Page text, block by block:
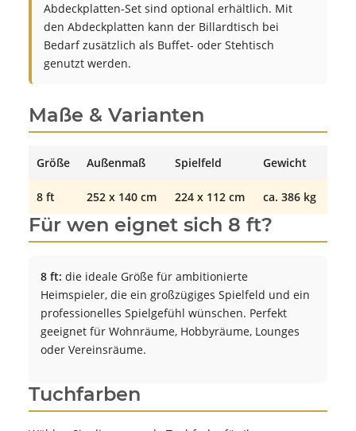
Abdeckplatten-Set sind optional erhältlich. Mit
den Abdeckplatten kann der Billardtisch bei
Bedarf zusätzlich als Buffet- oder Stehtisch
genutzt werden.
Maße & Varianten
Größe Außenmaß Spielfeld Gewicht
8 ft 252 x 140 cm 224 x 112 cm ca. 386 kg
Für wen eignet sich 8 ft?
8 ft: die ideale Größe für ambitionierte
Heimspieler, die ein großzügiges Spielfeld und ein
professionelles Spielgefühl wünschen. Perfekt
geeignet für Wohnräume, Hobbyräume, Lounges
oder Vereinsräume.
Tuchfarben